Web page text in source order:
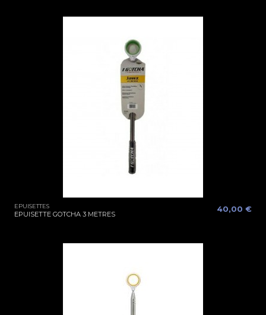
EPUISETTES
EPUISETTE GOTCHA 3 METRES
40,00 €